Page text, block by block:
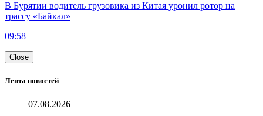
В Бурятии водитель грузовика из Китая уронил ротор на
трассу «Байкал»
09:58
Close
Лента новостей
07.08.2026